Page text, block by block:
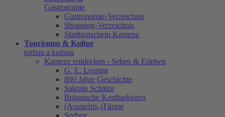
Gastronomie
Gastronomie-Verzeichnis
Shopping-Verzeichnis
Stadtgutschein Kamenz
Tourismus & Kultur
turizm a kultura
Kamenz entdecken - Sehen & Erleben
G. E. Lessing
800 Jahre Geschichte
Sakrale Schätze
Botanische Kostbarkeiten
(Aussichts-)Türme
Sorben